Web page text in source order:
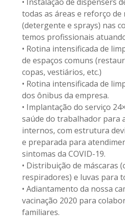
todas as áreas e reforço de
(detergente e sprays) nas
temos profissionais
• Rotina intensificada de
de espaços comuns
copas, vestiários, etc.)
• Rotina intensificada de
dos ônibus da empresa.
• Implantação do serviço
saúde do trabalhador para
internos, com estrutura
e preparada para
sintomas da COVID-19.
• Distribuição de máscaras
respiradores) e luvas para
• Adiantamento da nossa
vacinação 2020 para
familiares.